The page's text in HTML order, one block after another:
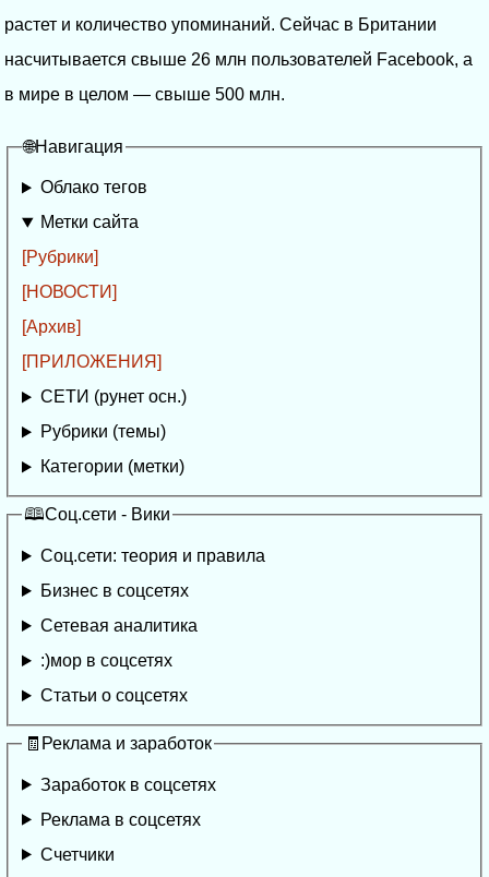
растет и количество упоминаний. Сейчас в Британии
насчитывается свыше 26 млн пользователей Facebook, а
в мире в целом — свыше 500 млн.
🌐Навигация
Облако тегов
Метки сайта
[Рубрики]
[НОВОСТИ]
[Архив]
[ПРИЛОЖЕНИЯ]
СЕТИ (рунет осн.)
Рубрики (темы)
Категории (метки)
🕮Соц.сети - Вики
Соц.сети: теория и правила
Бизнес в соцсетях
Сетевая аналитика
:)мор в соцсетях
Статьи о соцсетях
🧾Реклама и заработок
Заработок в соцсетях
Реклама в соцсетях
Счетчики